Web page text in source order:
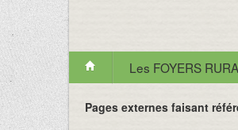
Les FOYERS
Pages externes faisant